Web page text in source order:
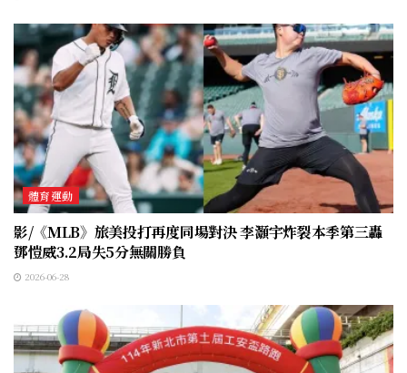
體育運動
影/《MLB》旅美投打再度同場對決 李灝宇炸裂本季第三轟
鄧愷威3.2局失5分無關勝負
2026-06-28